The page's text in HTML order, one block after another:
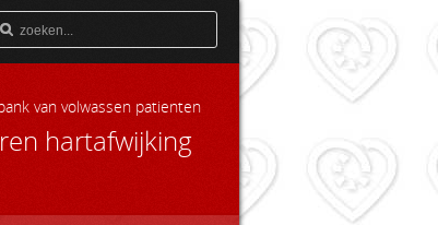
van volwassen patienten
hartafwijking